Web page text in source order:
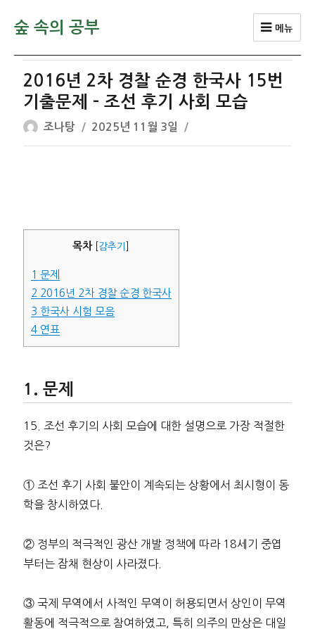
숲 속의 공부 메뉴
2016년 2차 경찰 순경 한국사 15번
기출문제 – 조선 후기 사회 모습
글
쓴
조나탕
작
성
2025년 11월 3일
목차 감추기
1 문제
2 2016년 2차 경찰 순경 한국사
3 한국사 시험 모음
4연표
문제
15. 조선 후기의 사회 모습에 대한 설명으로 가장 적절한
것은?
① 조선 후기 사회 불안이 계속되는 상황에서 최시형이 동
학을 창시하였다.
② 정부의 적극적인 광산 개발 정책에 따라 18세기 중엽
부터는 잠채 현상이 사라졌다.
③ 국제 무역에서 사적인 무역이 허용되면서 상인이 무역
활동에 적극적으로 참여하였고, 특히 의주의 만상은 대일